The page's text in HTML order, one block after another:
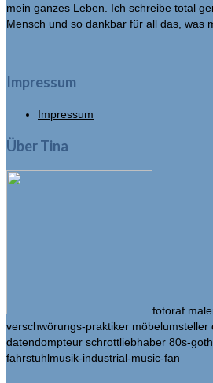
mein ganzes Leben. Ich schreibe total
Mensch und so dankbar für all das, was
Impressum
Impressum
Über Tina
fotoraf
verschwörungs-praktiker
datendompteur schrottliebhaber 80s-
fahrstuhlmusik-industrial-music-fan